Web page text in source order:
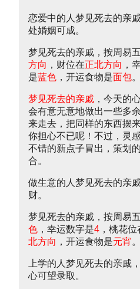
恋爱中的人梦见死去的亲
处婚姻可成。
梦见死去的亲戚，按周易
方向 ，财位在正北方向 ，
是蓝色 ，开运食物是面包。
梦见死去的亲戚 ，今天的
会有意无意地做出一些多
来走去，把同样的东西摆
你担心不已呢！不过，灵
不错的新点子冒出，策划
合。
做生意的人梦见死去的亲
财。
梦见死去的亲戚，按周易
色 ，幸运数字是4 ，桃花位
北方向 ，开运食物是元宵 。
上学的人梦见死去的亲戚
心可望录取。